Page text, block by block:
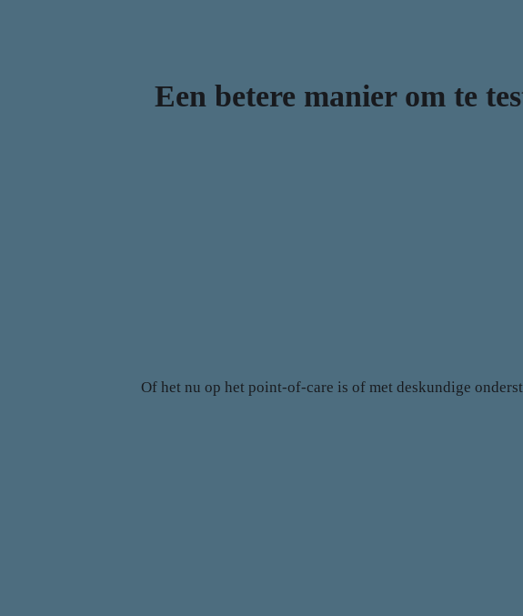
Een betere manier om te
Of het nu op het point-of-care is of met deskundige